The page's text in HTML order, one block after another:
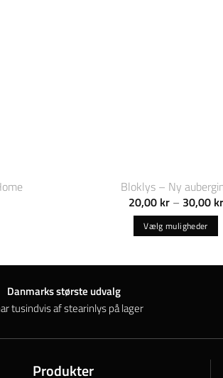
Bloklys – Ny
20,00 kr – 30,00 kr
Vælg muligheder
kan
Danmarks største udvalg
tusindvis af stearinlys på lager
Produkter